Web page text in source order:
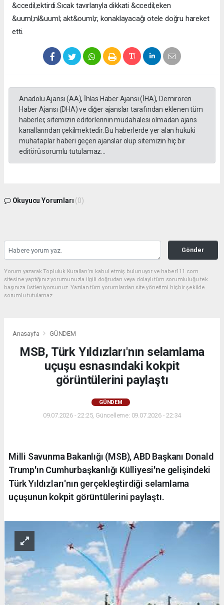
&ccedil;ektirdi.Sıcak tavırlarıyla dikkati &ccedil;eken
&uuml;nl&uuml; akt&ouml;r, konaklayacağı otele doğru hareket
etti.
Anadolu Ajansı (AA), İhlas Haber Ajansı (İHA), Demirören
Haber Ajansı (DHA) ve diğer ajanslar tarafından eklenen tüm
haberler, sitemizin editörlerinin müdahalesi olmadan ajans
kanallarından çekilmektedir. Bu haberlerde yer alan hukuki
muhataplar haberi geçen ajanslar olup sitemizin hiç bir
editörü sorumlu tutulamaz...
Okuyucu Yorumları (0)
Gönder
Yorum yazarak Topluluk Kuralları’nı kabul etmiş bulunuyor ve haber111.com
sitesine yaptığınız yorumunuzla ilgili doğrudan veya dolaylı tüm sorumluluğu tek
başınıza üstleniyorsunuz. Yazılan tüm yorumlardan site yönetimi hiçbir şekilde
sorumlu tutulamaz.
Anasayfa GÜNDEM
MSB, Türk Yıldızları'nın selamlama
uçuşu esnasındaki kokpit
görüntülerini paylaştı
GÜNDEM
09.07.2026 - 22:25, Güncelleme: 09.07.2026 - 22:34
Milli Savunma Bakanlığı (MSB), ABD Başkanı Donald
Trump'ın Cumhurbaşkanlığı Külliyesi'ne gelişindeki
Türk Yıldızları'nın gerçekleştirdiği selamlama
uçuşunun kokpit görüntülerini paylaştı.